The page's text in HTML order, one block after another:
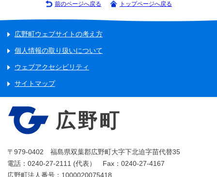
前のページへ戻る トップページへ戻る
広野町ウェブサイトの考え方
個人情報の取り扱いについて
ウェブアクセシビリティ
サイトマップ
広野町
〒979-0402 福島県双葉郡広野町大字下北迫字苗代替35
電話：0240-27-2111 (代表） Fax：0240-27-4167
広野町法人番号：1000020075418